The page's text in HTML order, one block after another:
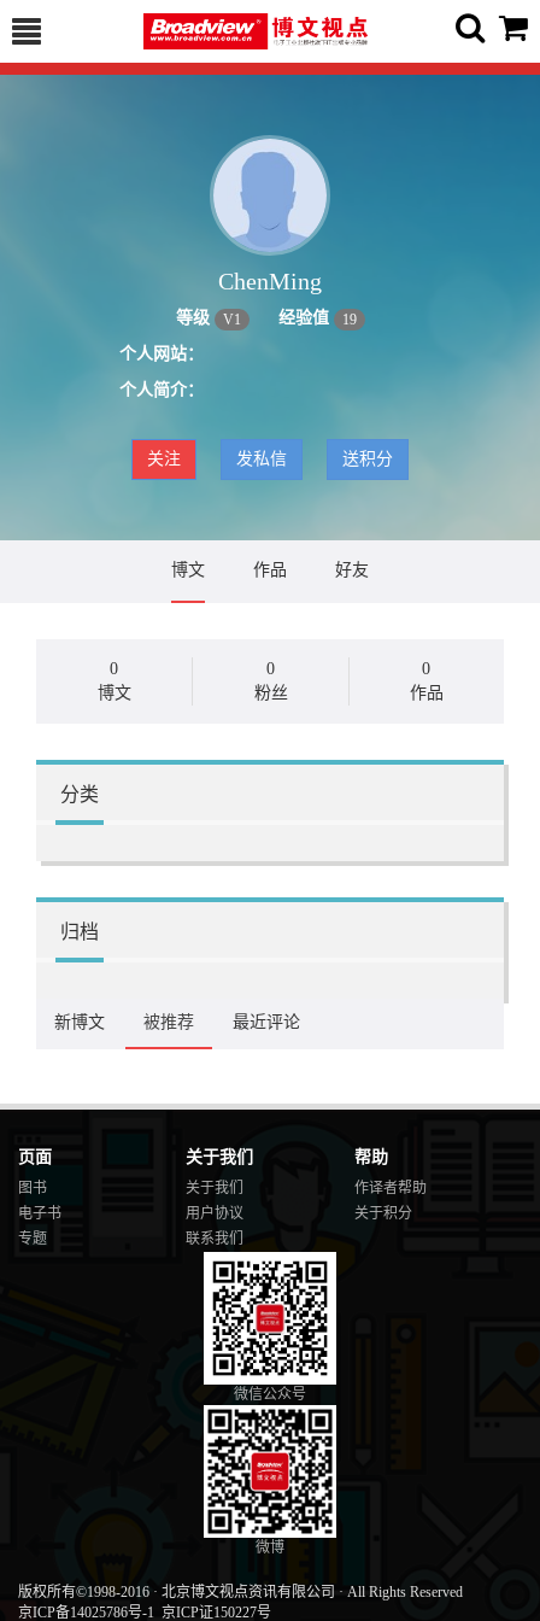
ChenMing
等级 V1 经验值 19
个人网站：
个人简介：
关注 发私信 送积分
博文 作品 好友
0
博文
0
粉丝
0
作品
分类
归档
新博文 被推荐 最近评论
页面
图书
电子书
专题
关于我们
关于我们
用户协议
联系我们
帮助
作译者帮助
关于积分
微信公众号
微博
版权所有©1998-2016 · 北京博文视点资讯有限公司 · All Rights Reserved
京ICP备14025786号-1 京ICP证150227号